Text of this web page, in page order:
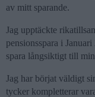
av mitt sparande.
Jag upptäckte
pensionsspara i
spara långsiktigt till
Jag har börjat väldigt
tycker kompletterar